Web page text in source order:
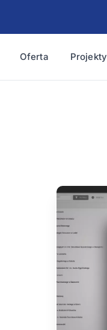
Oferta Projekty